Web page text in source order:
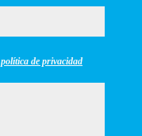
política de privacidad